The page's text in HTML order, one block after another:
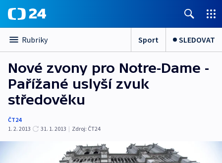
Rubriky Sport SLEDOVAT
Nové zvony pro Notre-Dame -
Pařížané uslyší zvuk
středověku
ČT24
1. 2. 2013
31. 1. 2013 | Zdroj: ČT24